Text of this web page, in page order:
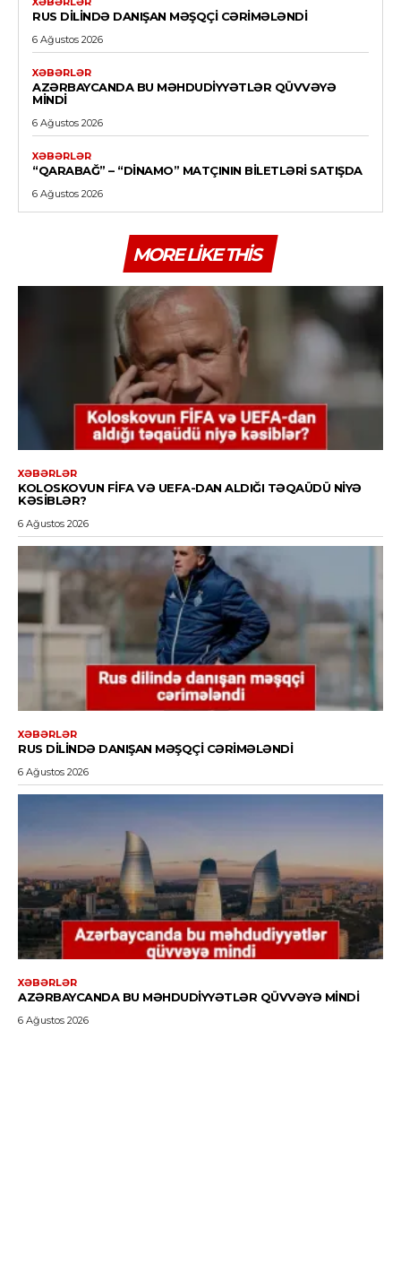
RUS DILINDƏ DANIŞAN MƏŞQÇI CƏRIMƏLƏNDI
6 Ağustos 2026
XƏBƏRLƏR
AZƏRBAYCANDA BU MƏHDUDIYYƏTLƏR QÜVVƏYƏ
MINDI
6 Ağustos 2026
XƏBƏRLƏR
“QARABAĞ” – “DINAMO” MATÇININ BILETLƏRI SATIŞDA
6 Ağustos 2026
MORE LIKE THIS
XƏBƏRLƏR
KOLOSKOVUN FİFA VƏ UEFA-DAN ALDIĞI TƏQAÜDÜ NIYƏ
KƏSIBLƏR?
6 Ağustos 2026
XƏBƏRLƏR
RUS DILINDƏ DANIŞAN MƏŞQÇI CƏRIMƏLƏNDI
6 Ağustos 2026
XƏBƏRLƏR
AZƏRBAYCANDA BU MƏHDUDIYYƏTLƏR QÜVVƏYƏ MINDI
6 Ağustos 2026